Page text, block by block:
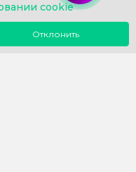
cookie
Отклонить